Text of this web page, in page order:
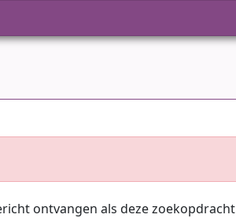
ontvangen als deze